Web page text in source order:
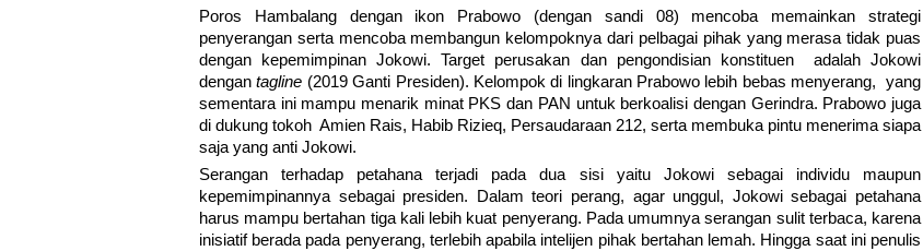
Poros Hambalang dengan ikon Prabowo (dengan sandi 08) mencoba memainkan strategi
penyerangan serta mencoba membangun kelompoknya dari pelbagai pihak yang merasa tidak puas
dengan kepemimpinan Jokowi. Target perusakan dan pengondisian konstituen adalah Jokowi
dengantagline (2019 Ganti Presiden). Kelompok di lingkaran Prabowo lebih bebas menyerang, yang
sementara ini mampu menarik minat PKS dan PAN untuk berkoalisi dengan Gerindra. Prabowo juga
di dukung tokoh Amien Rais, Habib Rizieq, Persaudaraan 212, serta membuka pintu menerima siapa
saja yang anti Jokowi.
Serangan terhadap petahana terjadi pada dua sisi yaitu Jokowi sebagai individu maupun
kepemimpinannya sebagai presiden. Dalam teori perang, agar unggul, Jokowi sebagai petahana
harus mampu bertahan tiga kali lebih kuat penyerang. Pada umumnya serangan sulit terbaca, karena
inisiatif berada pada penyerang, terlebih apabila intelijen pihak bertahan lemah. Hingga saat ini penulis